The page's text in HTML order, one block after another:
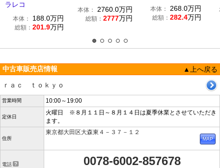
ラレコ
本体： 188.0万円
総額： 201.9万円
本体： 2760.0万円
総額： 2777万円
本体： 268.0万円
総額： 282.4万円
中古車販売店情報
▲上へ戻る
ｒａｃ ｔｏｋｙｏ
営業時間 10:00～19:00
定休日
火曜日 ※８月１１日～８月１４日は夏季休業とさせていただき
ます。
住所
東京都大田区大森東４－３７－１２
電話 0078-6002-857678